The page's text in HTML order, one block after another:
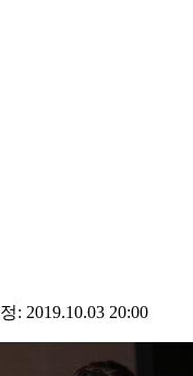
: 2019.10.03 20:00